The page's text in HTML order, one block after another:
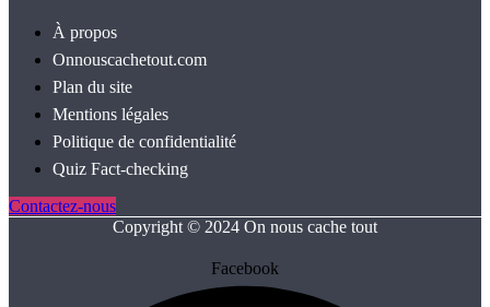
À propos
Onnouscachetout.com
Plan du site
Mentions légales
Politique de confidentialité
Quiz Fact‑checking
Contactez-nous
Copyright © 2024 On nous cache tout
Facebook